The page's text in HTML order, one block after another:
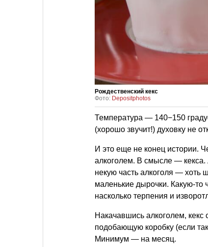
Рождественский кекс
Фото: Depositphotos
Температура — 140−150
(хорошо звучит!) духовку не
И это еще не конец истории.
алкоголем. В смысле —
некую часть алкоголя — хоть
маленькие дырочки. Какую-то
насколько терпения и
Накачавшись алкоголем, кекс
подобающую коробку (если
Минимум — на месяц.